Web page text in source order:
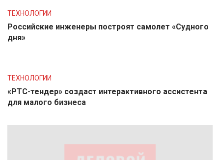
ТЕХНОЛОГИИ
Российские инженеры построят самолет «Судного
дня»
ТЕХНОЛОГИИ
«РТС-тендер» создаст интерактивного ассистента
для малого бизнеса